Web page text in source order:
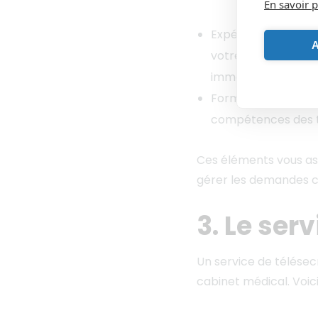
En savoir
Expérience :
votre spécialité ?
immédiatement
Formation
compétences des
Ces éléments vous
gérer les demandes
3. Le
Un service de
cabinet médical.